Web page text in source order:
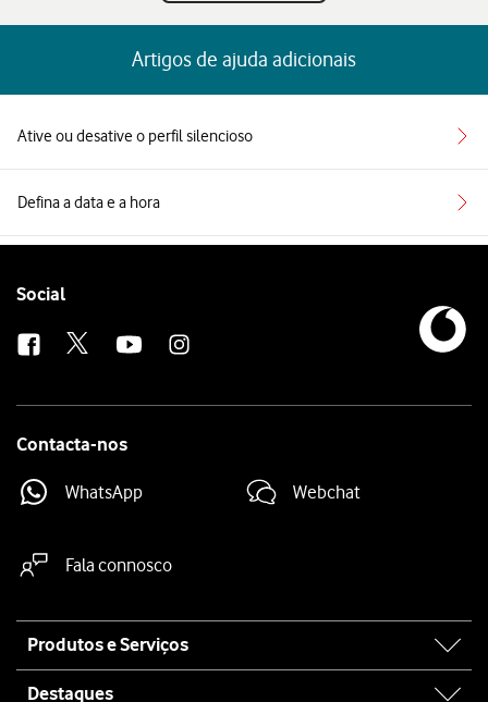
Artigos de ajuda adicionais
Ative ou desative o perfil silencioso
Defina a data e a hora
Follow
Social
Contacta-nos
WhatsApp Webchat
Fala connosco
map
Produtos e Serviços
Destaques